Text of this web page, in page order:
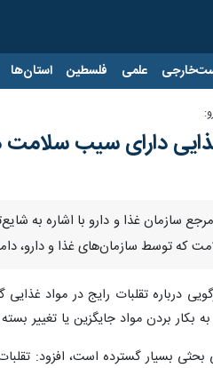
علمی فلسطین استان‌ها
دارای سیب سلامت